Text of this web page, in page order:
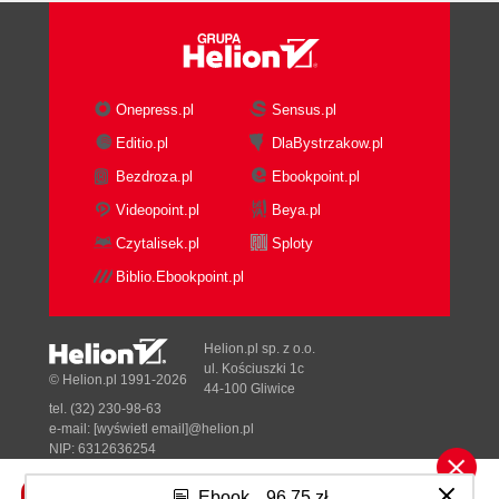
FEATURES
CLASSIFICATION ACCORDING TO THE ORDER
CLASSIFICATION BY HOW THE OPERATION IS
PERFORMED ........................................... 98
CLASSIFICATION BY AREA OF
CLASSIFICATION OF ALGORITHMS ADOPTED IN
THE BOOK ......................................... 102
THE ALGORITHM DESCRIPTION PATTERN USED
IN THE BOOK ...................................... 102
5 DATA STRUCTURES AND FUNCTIONS
107
COMPLEX DATA STRUCTURES
............................................................................... 110
ARRAYS
110
ARRAY AS ARRAY
...............................................................................................
Onepress.pl
Sensus.pl
Editio.pl
DlaBystrzakow.pl
Bezdroza.pl
Ebookpoint.pl
Videopoint.pl
Beya.pl
Czytalisek.pl
Sploty
Biblio.Ebookpoint.pl
© Helion.pl 1991-2026
Helion.pl sp. z o.o.
ul. Kościuszki 1c
44-100 Gliwice
tel. (32) 230-98-63
e-mail: [wyświetl email]@helion.pl
NIP: 6312636254